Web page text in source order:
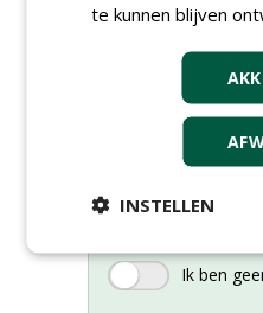
Meld je aan voor
nieuwsbrief.
te kunnen blijven
INSTELLEN